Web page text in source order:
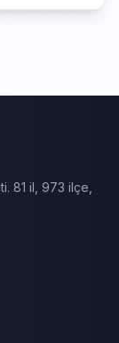
81 il, 973 ilçe,